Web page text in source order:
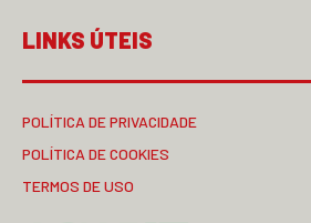
LINKS ÚTEIS
POLÍTICA DE PRIVACIDADE
POLÍTICA DE COOKIES
TERMOS DE USO